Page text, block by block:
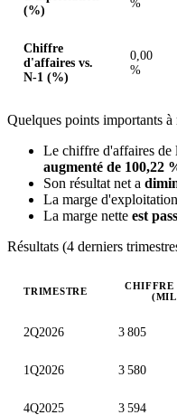
(%)
%
Chiffre
d'affaires vs.
N-1 (%)
0,00
%
Quelques points importants à
Le chiffre d'affaires de
augmenté de 100,22
Son résultat net a
La marge d'exploitation
La marge nette est
Résultats (4 derniers
TRIMESTRE
CHIFFRE
2Q2026 3 805
1Q2026 3 580
4Q2025 3 594